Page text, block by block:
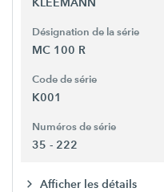
Désignation de la série
MC 100 R
Code de série
K001
Numéros de série
35 - 222
Afficher les détails